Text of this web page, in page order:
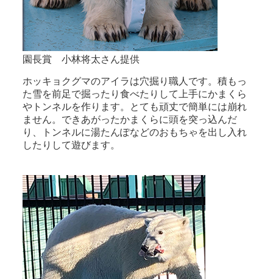
園長賞 小林将太さん提供
ホッキョクグマのアイラは穴掘り職人です。積もっ
た雪を前足で掘ったり食べたりして上手にかまくら
やトンネルを作ります。とても頑丈で簡単には崩れ
ません。できあがったかまくらに頭を突っ込んだ
り、トンネルに湯たんぽなどのおもちゃを出し入れ
したりして遊びます。